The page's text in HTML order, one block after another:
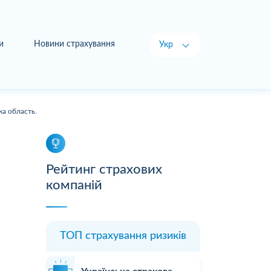
Новини страхування Укр
область.
Рейтинг страхових
компаній
ТОП страхування ризиків